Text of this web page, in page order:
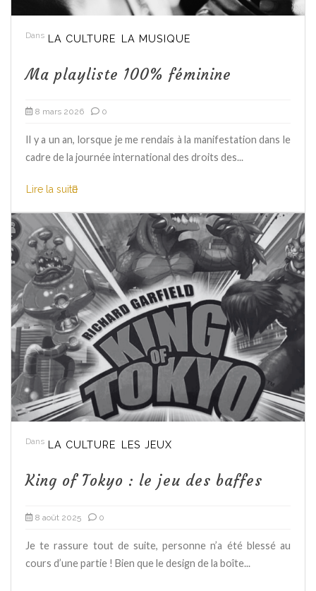
Dans LA CULTURE LA MUSIQUE
Ma playliste 100% féminine
8 mars 2026 0
Il y a un an, lorsque je me rendais à la manifestation dans le
cadre de la journée international des droits des...
Lire la suite
Dans LA CULTURE LES JEUX
King of Tokyo : le jeu des baffes
8 août 2025 0
Je te rassure tout de suite, personne n’a été blessé au
cours d’une partie ! Bien que le design de la boîte...